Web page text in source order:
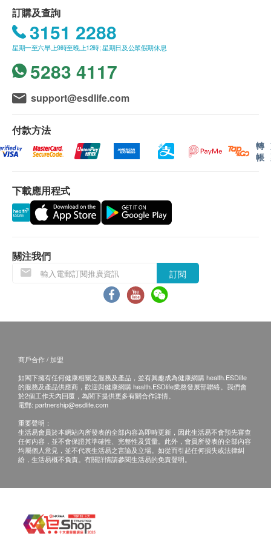
訂購及查詢
3151 2288
星期一至六早上9時至晚上12時; 星期日及公眾假期休息
5283 4117
support@esdlife.com
付款方法
轉
帳
下載應用程式
關注我們
訂閱
商戶合作 / 加盟
如閣下擁有任何健康相關之服務及產品，並有興趣成為健康網購 health.ESDlife
的服務及產品供應商，歡迎與健康網購 health.ESDlife業務發展部聯絡。我們會
於2個工作天內回覆，為閣下提供更多有關合作詳情。
電郵: partnership@esdlife.com
重要聲明：
生活易會員於本網站內所發表的全部內容為即時更新，因此生活易不會預先審查
任何內容，並不會保證其準確性、完整性及質量。此外，會員所發表的全部內容
均屬個人意見，並不代表生活易之言論及立場。如從而引起任何損失或法律糾
紛，生活易概不負責。有關詳情請參閱生活易的免責聲明。